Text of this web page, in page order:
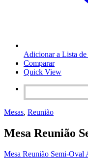
Adicionar a Lista de
Comparar
Quick View
Mesas, Reunião
Mesa Reunião
Mesa Reunião Semi-Oval